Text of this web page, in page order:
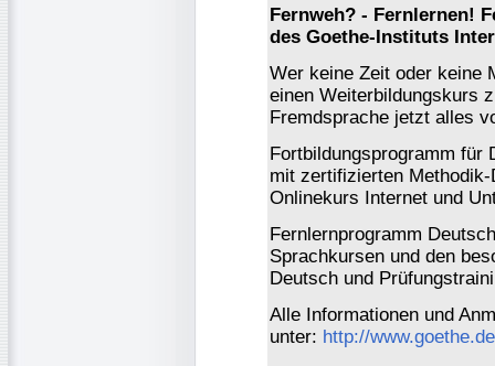
Fernweh? - Fernlernen!
des Goethe-Instituts
Wer keine Zeit oder keine
einen Weiterbildungskurs
Fremdsprache jetzt alles
Fortbildungsprogramm für
mit zertifizierten
Onlinekurs Internet und
Fernlernprogramm
Sprachkursen und den
Deutsch und
Alle Informationen und
unter: http://